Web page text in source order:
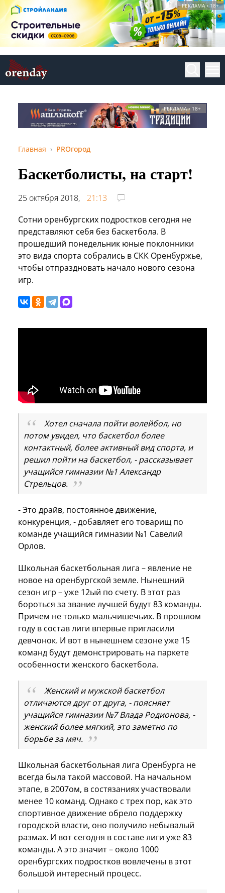
РЕКЛАМА • 18+
РЕКЛАМА • 18+
Главная PROгород
Баскетболисты, на старт!
25 октября 2018,
21:13
Сотни оренбургских подростков сегодня не
представляют себя без баскетбола. В
прошедший понедельник юные поклонники
это вида спорта собрались в СКК Оренбуржье,
чтобы отпраздновать начало нового сезона
игр.
Хотел сначала пойти волейбол, но
потом увидел, что баскетбол более
контактный, более активный вид спорта, и
решил пойти на баскетбол, - рассказывает
учащийся гимназии №1 Александр
Стрельцов.
- Это драйв, постоянное движение,
конкуренция, - добавляет его товарищ по
команде учащийся гимназии №1 Савелий
Орлов.
Школьная баскетбольная лига – явление не
новое на оренбургской земле. Нынешний
сезон игр – уже 12ый по счету. В этот раз
бороться за звание лучшей будут 83 команды.
Причем не только мальчишечьих. В прошлом
году в состав лиги впервые пригласили
девчонок. И вот в нынешнем сезоне уже 15
команд будут демонстрировать на паркете
особенности женского баскетбола.
Женский и мужской баскетбол
отличаются друг от друга, - поясняет
учащийся гимназии №7 Влада Родионова, -
женский более мягкий, это заметно по
борьбе за мяч.
Школьная баскетбольная лига Оренбурга не
всегда была такой массовой. На начальном
этапе, в 2007ом, в состязаниях участвовали
менее 10 команд. Однако с трех пор, как это
спортивное движение обрело поддержку
городской власти, оно получило небывалый
размах. И вот сегодня в составе лиги уже 83
команды. А это значит – около 1000
оренбургских подростков вовлечены в этот
большой интересный процесс.